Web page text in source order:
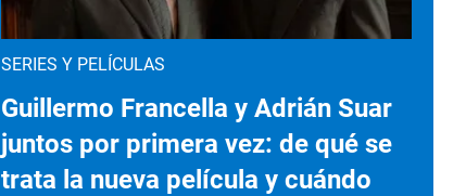
SERIES Y PELÍCULAS
Guillermo Francella y Adrián Suar
juntos por primera vez: de qué se
trata la nueva película y cuándo